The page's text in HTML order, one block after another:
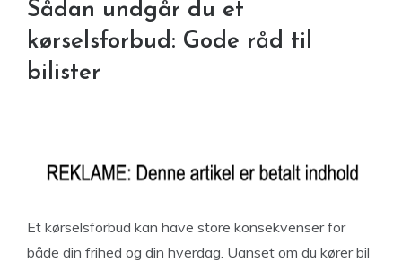
Sådan undgår du et
kørselsforbud: Gode råd til
bilister
Et kørselsforbud kan have store konsekvenser for
både din frihed og din hverdag. Uanset om du kører bil